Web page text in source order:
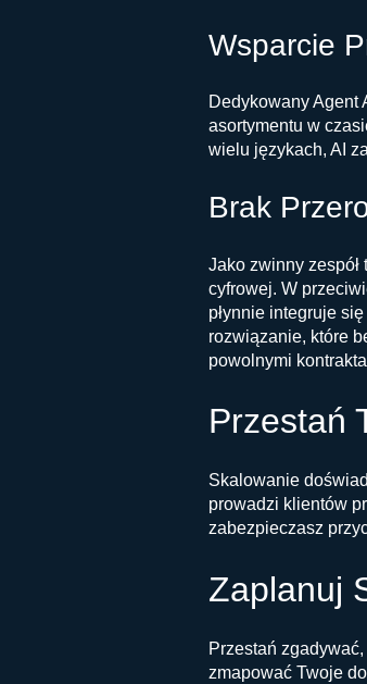
Wsparcie
Dedykowany Agent
asortymentu w
wielu językach, AI
Brak
Jako zwinny
cyfrowej. W
płynnie integruje
rozwiązanie, które
powolnymi
Przestań
Skalowanie
prowadzi klientów
zabezpieczasz
Zaplanuj
Przestań
zmapować Twoje